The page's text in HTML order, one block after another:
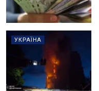
УКРАЇНА